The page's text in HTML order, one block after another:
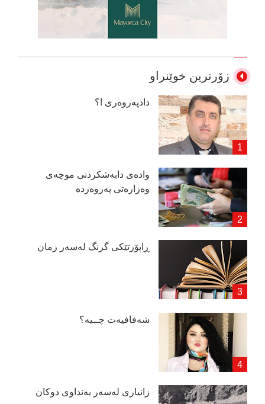
زۆرترین خوێنراو
دادپەروەری !؟
وادەی دابەشكردنی موچەی
وەزارەتی پەروەردە
ڕاپۆرتێكی گرنگ لەسەر زمان
شەفافیەت چــیە؟
زانیاری لەسەر بەنداوی دوكان